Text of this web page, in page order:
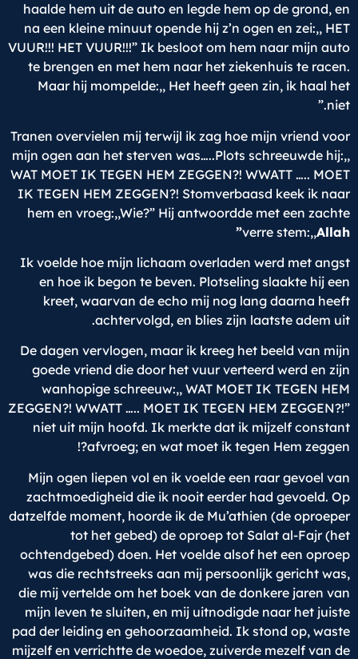
haalde hem uit de auto en legde hem op de grond, en
na een kleine minuut opende hij z’n ogen en zei:,, HET
VUUR!!! HET VUUR!!!” Ik besloot om hem naar mijn auto
te brengen en met hem naar het ziekenhuis te racen.
Maar hij mompelde:,, Het heeft geen zin, ik haal het
niet.”
Tranen overvielen mij terwijl ik zag hoe mijn vriend voor
mijn ogen aan het sterven was…..Plots schreeuwde hij:,,
WAT MOET IK TEGEN HEM ZEGGEN?! WWATT ….. MOET
IK TEGEN HEM ZEGGEN?! Stomverbaasd keek ik naar
hem en vroeg:,,Wie?” Hij antwoordde met een zachte
verre stem:,,Allah”
Ik voelde hoe mijn lichaam overladen werd met angst
en hoe ik begon te beven. Plotseling slaakte hij een
kreet, waarvan de echo mij nog lang daarna heeft
achtervolgd, en blies zijn laatste adem uit.
De dagen vervlogen, maar ik kreeg het beeld van mijn
goede vriend die door het vuur verteerd werd en zijn
wanhopige schreeuw:,, WAT MOET IK TEGEN HEM
ZEGGEN?! WWATT ….. MOET IK TEGEN HEM ZEGGEN?!”
niet uit mijn hoofd. Ik merkte dat ik mijzelf constant
afvroeg; en wat moet ik tegen Hem zeggen?!
Mijn ogen liepen vol en ik voelde een raar gevoel van
zachtmoedigheid die ik nooit eerder had gevoeld. Op
datzelfde moment, hoorde ik de Mu’athien (de oproeper
tot het gebed) de oproep tot Salat al-Fajr (het
ochtendgebed) doen. Het voelde alsof het een oproep
was die rechtstreeks aan mij persoonlijk gericht was,
die mij vertelde om het boek van de donkere jaren van
mijn leven te sluiten, en mij uitnodigde naar het juiste
pad der leiding en gehoorzaamheid. Ik stond op, waste
mijzelf en verrichtte de woedoe, zuiverde mezelf van de